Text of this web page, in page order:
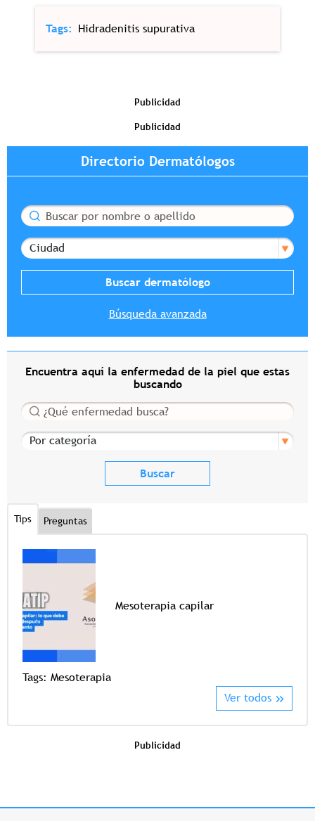
Tags Hidradenitis supurativa
Publicidad
Publicidad
Directorio Dermatólogos
Buscar
Ciudad
Búsqueda avanzada
Encuentra aquí la enfermedad de la piel que estas
buscando
Buscar
Por categoría
Tips Preguntas
Mesoterapia capilar
Tags: Mesoterapia
Ver todos
Publicidad